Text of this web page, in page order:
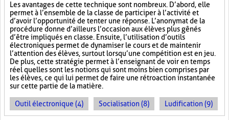
Les avantages de cette technique sont nombreux. D’abord, elle
permet à l’ensemble de la classe de participer à l’activité et
d’avoir l’opportunité de tenter une réponse. L’anonymat de la
procédure donne d’ailleurs l’occasion aux élèves plus gênés
d’être impliqués en classe. Ensuite, l’utilisation d’outils
électroniques permet de dynamiser le cours et de maintenir
l’attention des élèves, surtout lorsqu’une compétition est en jeu.
De plus, cette stratégie permet à l’enseignant de voir en temps
réel quelles sont les notions qui sont moins bien comprises par
les élèves, ce qui lui permet de faire une rétroaction instantanée
sur cette partie de la matière.
Outil électronique (4) Socialisation (8) Ludification (9)